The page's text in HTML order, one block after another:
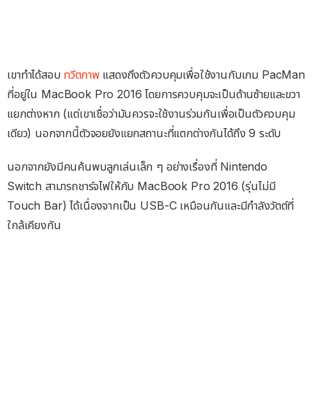
เขาทำได้สอบ ทวีตภาพแสดงถึงตัวควบคุมเพื่อใช้งานกับเกม PacMan
ที่อยู่ใน MacBook Pro 2016 โดยการควบคุมจะเป็นด้านซ้ายและขวา
แยกต่างหาก (แต่เขาเชื่อว่ามันควรจะใช้งานร่วมกันเพื่อเป็นตัวควบคุม
เดียว) นอกจากนี้ตัวจอยยังแยกสถานะที่แตกต่างกันได้ถึง 9 ระดับ
นอกจากยังมีคนค้นพบลูกเล่นเล็ก ๆ อย่างเรื่องที่ Nintendo
Switch สามารถชาร์จไฟให้กับ MacBook Pro 2016 (รุ่นไม่มี
Touch Bar) ได้เนื่องจากเป็น USB-C เหมือนกันและมีกำลังวัตต์ที่
ใกล้เคียงกัน